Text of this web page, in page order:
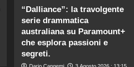
“Dalliance”: la travolgente
serie drammatica
australiana su Paramount+
che esplora passioni e
segreti.